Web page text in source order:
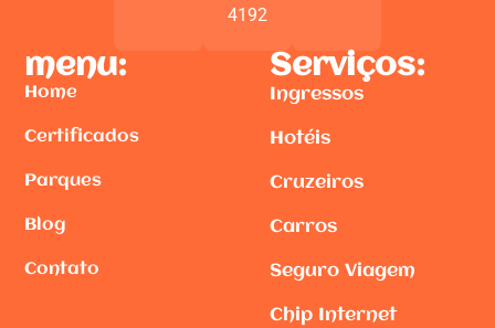
4192
menu:
Home
Certificados
Parques
Blog
Contato
Serviços:
Ingressos
Hotéis
Cruzeiros
Carros
Seguro Viagem
Chip Internet